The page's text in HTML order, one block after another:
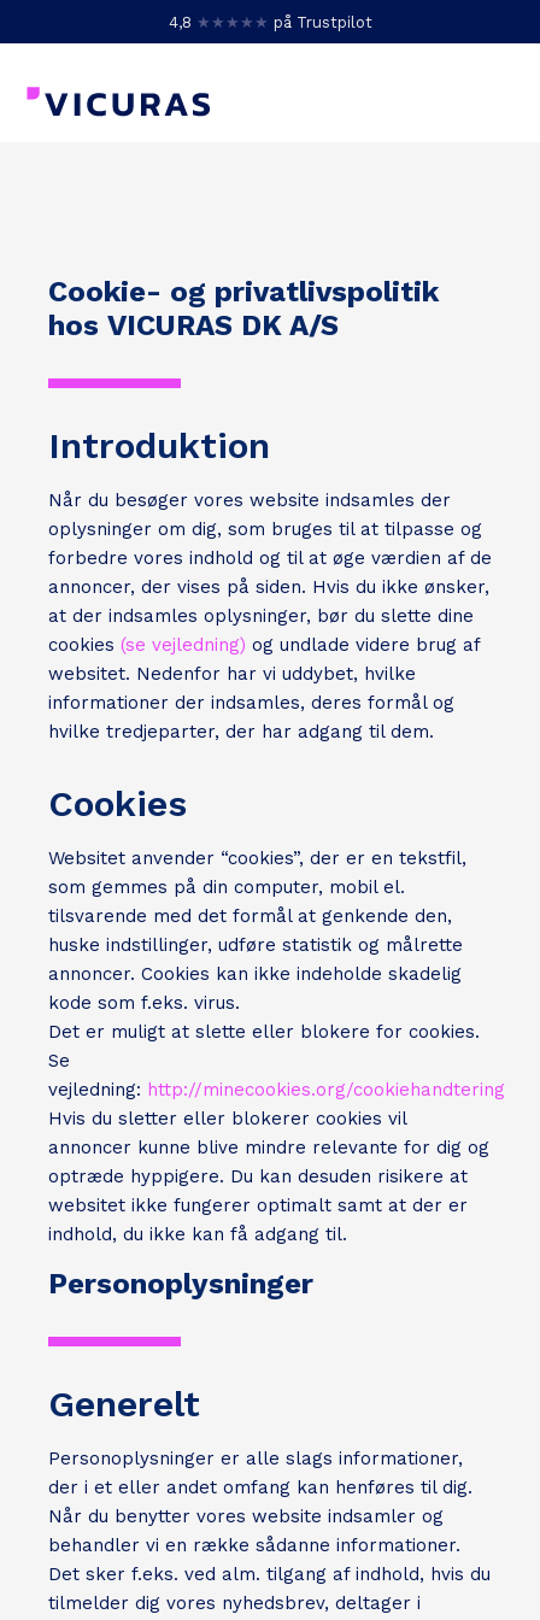
4,8 ★★★★★ på Trustpilot
Cookie- og privatlivspolitik
hos VICURAS DK A/S
Introduktion
Når du besøger vores website indsamles der
oplysninger om dig, som bruges til at tilpasse og
forbedre vores indhold og til at øge værdien af de
annoncer, der vises på siden. Hvis du ikke ønsker,
at der indsamles oplysninger, bør du slette dine
cookies (se vejledning) og undlade videre brug af
websitet. Nedenfor har vi uddybet, hvilke
informationer der indsamles, deres formål og
hvilke tredjeparter, der har adgang til dem.
Cookies
Websitet anvender “cookies”, der er en tekstfil,
som gemmes på din computer, mobil el.
tilsvarende med det formål at genkende den,
huske indstillinger, udføre statistik og målrette
annoncer. Cookies kan ikke indeholde skadelig
kode som f.eks. virus.
Det er muligt at slette eller blokere for cookies.
Se
vejledning: http://minecookies.org/cookiehandtering
Hvis du sletter eller blokerer cookies vil
annoncer kunne blive mindre relevante for dig og
optræde hyppigere. Du kan desuden risikere at
websitet ikke fungerer optimalt samt at der er
indhold, du ikke kan få adgang til.
Personoplysninger
Generelt
Personoplysninger er alle slags informationer,
der i et eller andet omfang kan henføres til dig.
Når du benytter vores website indsamler og
behandler vi en række sådanne informationer.
Det sker f.eks. ved alm. tilgang af indhold, hvis du
tilmelder dig vores nyhedsbrev, deltager i